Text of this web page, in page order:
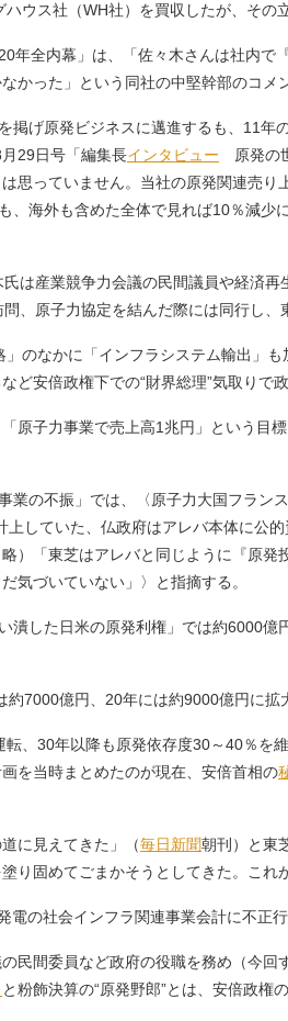
ウス社（WH社）を買収したが、その
年全内幕」は、「佐々木さんは社内で
かった」という同社の中堅幹部のコメ
げ原発ビジネスに邁進するも、11年
29日号「編集長インタビュー 原発の
思っていません。当社の原発関連売
海外も含めた全体で見れば10％減少
は産業競争力会議の民間議員や経済
、原子力協定を結んだ際には同行し、
のなかに「インフラシステム輸出」
安倍政権下での“財界総理”気取りで
原子力事業で売上高1兆円」という目
業の不振」では、〈原子力大国フラン
していた、仏政府はアレバ本体に公
）「東芝はアレバと同じように『原
気づいていない」〉と指摘する。
した日米の原発利権」では約6000億
7000億円、20年には約9000億円に拡
、30年以降も原発依存度30～40％を維
を当時まとめたのが現在、安倍首相の
に見えてきた」（毎日新聞朝刊）と東
り固めてごまかそうとしてきた。これ
の社会インフラ関連事業会計に不正行
間委員など政府の役職を務め（今回
と粉飾決算の“原発野郎”とは、安倍政権